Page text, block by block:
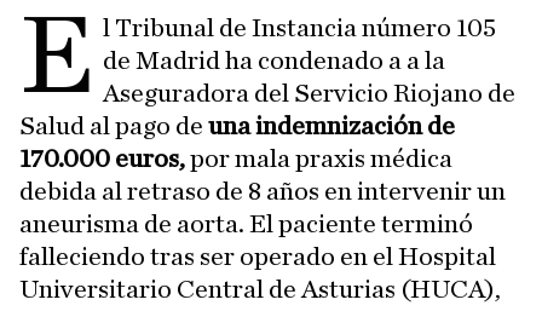
E l Tribunal de Instancia número 105
de Madrid ha condenado a a la
Aseguradora del Servicio Riojano de
Salud al pago de una indemnización de
170.000 euros,por mala praxis médica
debida al retraso de 8 años en intervenir un
aneurisma de aorta. El paciente terminó
falleciendo tras ser operado en el Hospital
Universitario Central de Asturias (HUCA),